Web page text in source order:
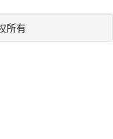
所有